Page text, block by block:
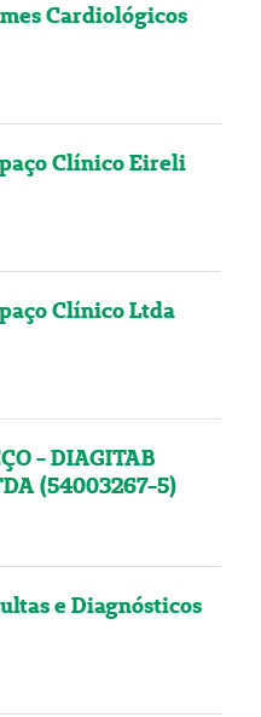
Cardiológicos
Clínico Eireli
Clínico Ltda
- DIAGITAB
(54003267-5)
e Diagnósticos